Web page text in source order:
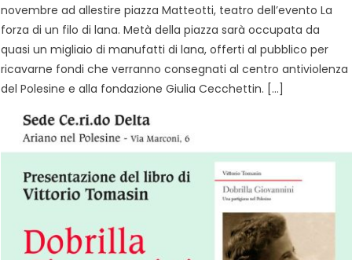
novembre ad allestire piazza Matteotti, teatro dell’evento La
forza di un filo di lana. Metà della piazza sarà occupata da
quasi un migliaio di manufatti di lana, offerti al pubblico per
ricavarne fondi che verranno consegnati al centro antiviolenza
del Polesine e alla fondazione Giulia Cecchettin. […]